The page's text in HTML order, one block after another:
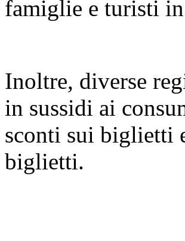
famiglie e turisti
Inoltre, diverse
in sussidi ai
sconti sui biglietti
biglietti.